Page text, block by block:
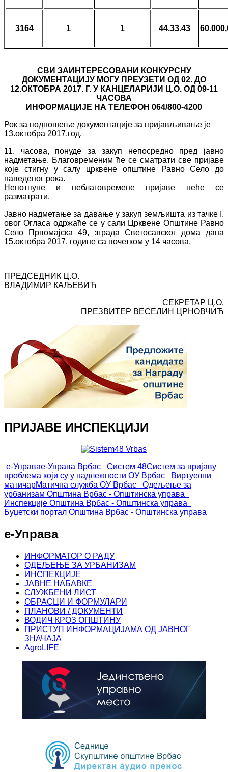
3164 1 1 44.33.43
СВИ ЗАИНТЕРЕСОВАНИ КОНКУРСНУ
ДОКУМЕНТАЦИЈУ МОГУ ПРЕУЗЕТИ ОД 02. ДО
12.ОКТОБРА 2017. Г. У КАНЦЕЛАРИЈИ Ц.О. ОД 09-11
ЧАСОВА
ИНФОРМАЦИЈЕ НА ТЕЛЕФОН 064/800-4200
Рок за подношење документације за пријављивање је
13.октобра 2017.год.
11. часова, понуде за закуп непосредно пред јавно
надметање. Благовременим ће се сматрати све пријаве
које стигну у салу црквене општине Равно Село до
наведеног рока.
Непотпуне и неблаговремене пријаве неће се
разматрати.
Јавно надметање за давање у закуп земљишта из тачке I.
овог Огласа одржаће се у сали Црквене Општине Равно
Село Првомајска 49, зграда Светосавског дома дана
15.октобра 2017. године са почетком у 14 часова.
ПРЕДСЕДНИК Ц.О.
ВЛАДИМИР КАЉЕВИЋ
СЕКРЕТАР Ц.О.
ПРЕЗВИТЕР ВЕСЕЛИН ЦРНОВЧИЋ
ПРИЈАВЕ ИНСПЕКЦИЈИ
е-Управае-Управа Врбас Систем 48Систем за пријаву
проблема који су у надлежности ОУ Врбас
Виртуелни
матичарМатична служба ОУ Врбас
Одељење за
урбанизам Општина Врбас - Општинска управа
Инспекције Општина Врбас - Општинска управа
Буџетски портал Општина Врбас - Општинска управа
е-Управа
ИНФОРМАТОР О РАДУ
ОДЕЉЕЊЕ ЗА УРБАНИЗАМ
ИНСПЕКЦИЈЕ
ЈАВНЕ НАБАВКЕ
СЛУЖБЕНИ ЛИСТ
ОБРАСЦИ И ФОРМУЛАРИ
ПЛАНОВИ / ДОКУМЕНТИ
ВОДИЧ КРОЗ ОПШТИНУ
ПРИСТУП ИНФОРМАЦИЈАМА ОД ЈАВНОГ
ЗНАЧАЈА
AgroLIFE